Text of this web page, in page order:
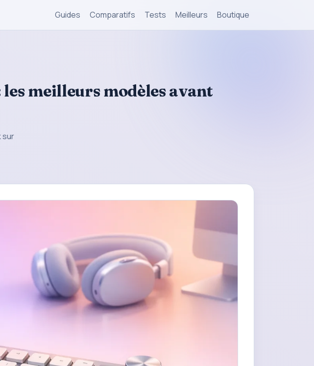
Guides Comparatifs Tests Meilleurs Boutique
meilleurs modèles avant
sur